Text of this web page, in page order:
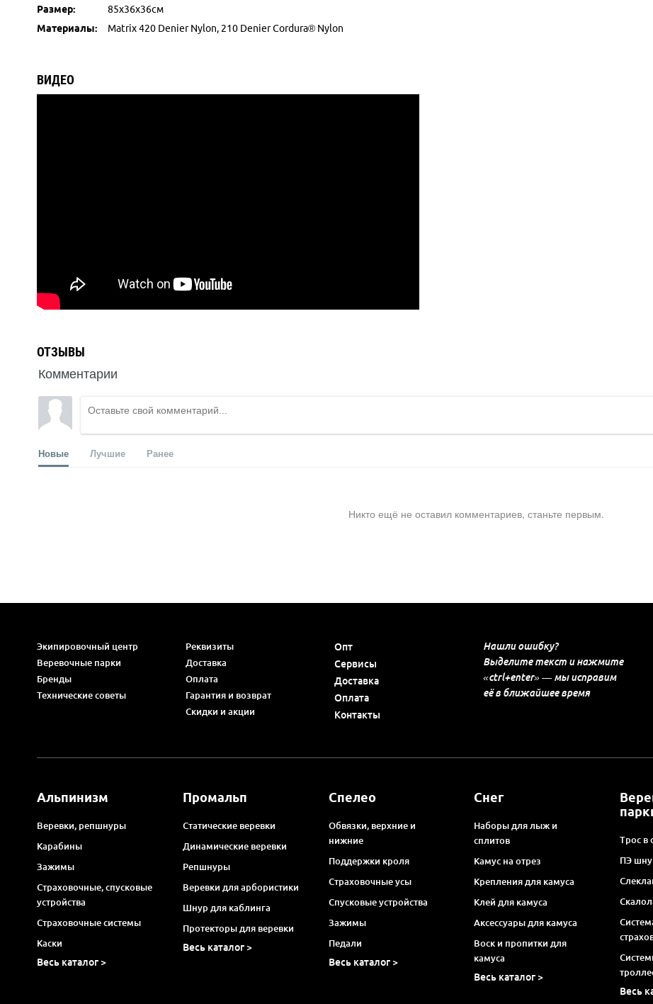
Размер:
85x36x36см
Материалы:
Matrix 420 Denier Nylon, 210 Denier Cordura® Nylon
ВИДЕО
ОТЗЫВЫ
Комментарии
Новые Лучшие Ранее
Никто ещё не оставил комментариев, станьте первым.
Экипировочный центр
Веревочные парки
Бренды
Технические советы
Реквизиты
Доставка
Оплата
Гарантия и возврат
Скидки и акции
Опт
Сервисы
Доставка
Оплата
Контакты
Нашли ошибку?
Выделите текст и нажмите
«ctrl+enter» — мы исправим
её в ближайшее время
Альпинизм
Веревки, репшнуры
Карабины
Зажимы
Страховочные, спусковые
устройства
Страховочные системы
Каски
Весь каталог >
Промальп
Статические веревки
Динамические веревки
Репшнуры
Веревки для арбористики
Шнур для каблинга
Протекторы для веревки
Весь каталог >
Спелео
Обвязки, верхние и
нижние
Поддержки кроля
Страховочные усы
Спусковые устройства
Зажимы
Педали
Весь каталог >
Снег
Наборы для лыж и
сплитов
Камус на отрез
Крепления для камуса
Клей для камуса
Аксессуары для камуса
Воск и пропитки для
камуса
Весь каталог >
Трос в
ПЭ
Весь